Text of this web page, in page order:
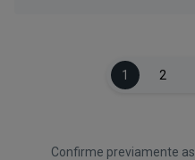
1 2
Confirme previamente